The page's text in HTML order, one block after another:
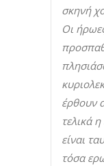
σκηνή
Οι
έρθουν
τελικά
είναι
τόσα